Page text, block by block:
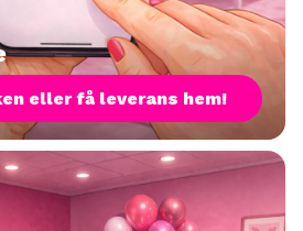
eller få leverans hem!